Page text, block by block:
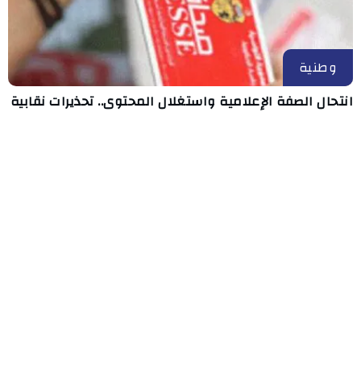
وطنية
انتحال الصفة الإعلامية واستغلال المحتوى.. تحذيرات نقابية